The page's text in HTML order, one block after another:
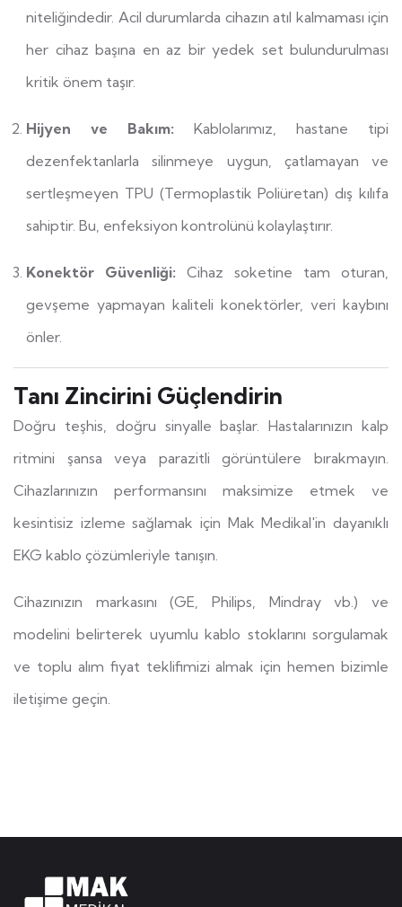
niteliğindedir. Acil durumlarda cihazın atıl kalmaması için
her cihaz başına en az bir yedek set bulundurulması
kritik önem taşır.
Hijyen ve Bakım: Kablolarımız, hastane tipi
dezenfektanlarla silinmeye uygun, çatlamayan ve
sertleşmeyen TPU (Termoplastik Poliüretan) dış kılıfa
sahiptir. Bu, enfeksiyon kontrolünü kolaylaştırır.
Konektör Güvenliği: Cihaz soketine tam oturan,
gevşeme yapmayan kaliteli konektörler, veri kaybını
önler.
Tanı Zincirini Güçlendirin
Doğru teşhis, doğru sinyalle başlar. Hastalarınızın kalp
ritmini şansa veya parazitli görüntülere bırakmayın.
Cihazlarınızın performansını maksimize etmek ve
kesintisiz izleme sağlamak için Mak Medikal'in dayanıklı
EKG kablo çözümleriyle tanışın.
Cihazınızın markasını (GE, Philips, Mindray vb.) ve
modelini belirterek uyumlu kablo stoklarını sorgulamak
ve toplu alım fiyat teklifimizi almak için hemen bizimle
iletişime geçin.